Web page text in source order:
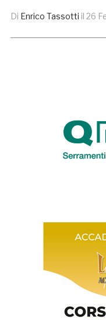
Di Enrico Tassotti il 26